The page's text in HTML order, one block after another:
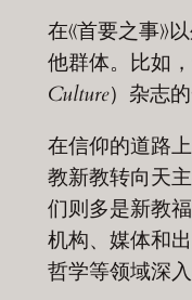
在《首要之事
他群体。比如，
Culture）杂志
在信仰的道路
教新教转向天
们则多是新教
机构、媒体和
哲学等领域深入